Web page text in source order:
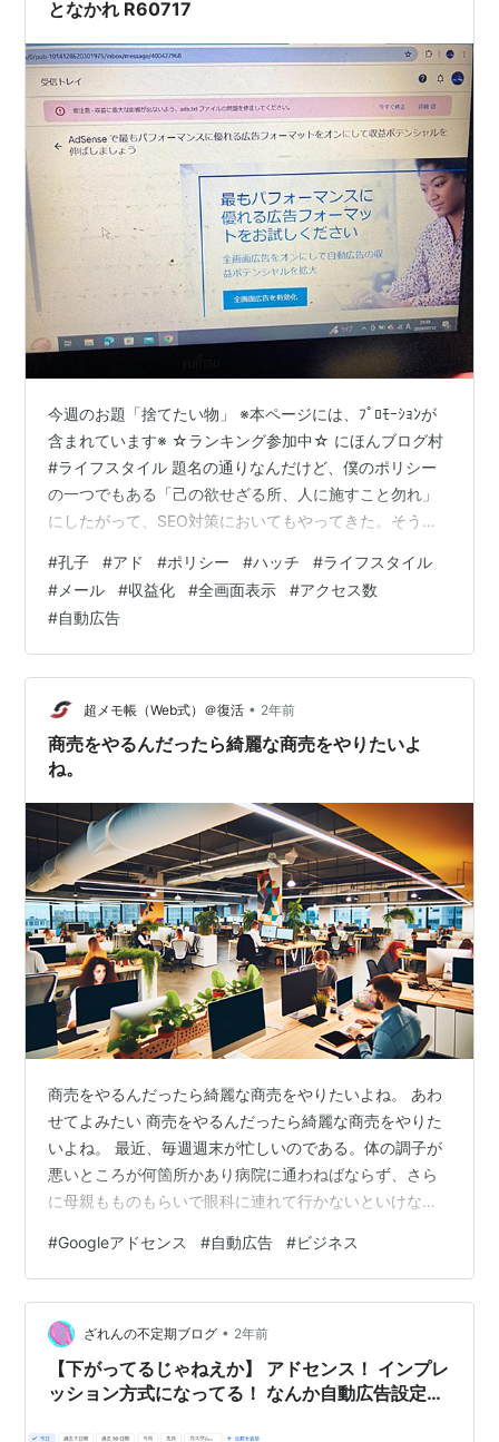
身もところ構わず広告が…
となかれ R60717
今週のお題「捨てたい物」 ※本ページには、ﾌﾟﾛﾓｰｼｮﾝが
含まれています※ ☆ランキング参加中☆ にほんブログ村
#ライフスタイル 題名の通りなんだけど、僕のポリシー
の一つでもある「己の欲せざる所、人に施すこと勿れ」
にしたがって、SEO対策においてもやってきた。そうな
望まない選択は、全画面広告なんだよ。 なんだか、邪魔
くさくないかな？記事にさっさと目を通したいのに、コ
ンテンツに対して面白そうと読み始めようとしたり、ス
クロールして読み進めたいのに、不意に、視界を全画面
広告が飛び出して塞がれてしまう。興味が大きいほど、
イラっとくるよねー。しかも、…
#孔子 #アド #ポリシー #ハッチ #ライフスタイル
#メール #収益化 #全画面表示 #アクセス数
#自動広告
超メモ帳（Web式）＠復活 • 2年前
商売をやるんだったら綺麗な商売をやりたいよ
ね。
商売をやるんだったら綺麗な商売をやりたいよね。 あわ
せてよみたい 商売をやるんだったら綺麗な商売をやりた
いよね。 最近、毎週週末が忙しいのである。体の調子が
悪いところが何箇所かあり病院に通わねばならず、さら
に母親もものもらいで眼科に連れて行かないといけな
日々が続いており、まともにちゃんと休む休日を作るこ
とができていない。明日はひとまず予定がないことであ
るし、そろそろカラーひよこさんところの「写真と文」
にも寄稿記事を書きたいと思ってたし、図書館に行って
物書きをして来週のニュースレターと寄稿文でも書いて
しまおうかな。 ニュースレターでも書いたことで…
#Googleアドセンス #自動広告 #ビジネス
ざれんの不定期ブログ • 2年前
【下がってるじゃねえか】 アドセンス！ インプレ
ッション方式になってる！ なんか自動広告設定増